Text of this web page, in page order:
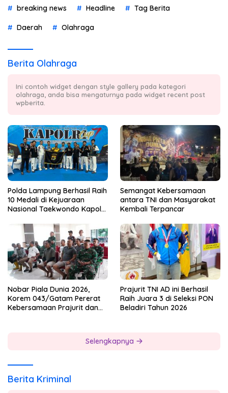
breaking news Headline Tag Berita
Daerah Olahraga
Berita Olahraga
Ini contoh widget dengan style gallery pada kategori
olahraga, anda bisa mengaturnya pada widget recent post
wpberita.
Polda Lampung Berhasil Raih
10 Medali di Kejuaraan
Nasional Taekwondo Kapolri
Semangat Kebersamaan
antara TNI dan Masyarakat
Kembali Terpancar
Nobar Piala Dunia 2026,
Korem 043/Gatam Pererat
Kebersamaan Prajurit dan
Prajurit TNI AD ini Berhasil
Raih Juara 3 di Seleksi PON
Beladiri Tahun 2026
Selengkapnya
Berita Kriminal